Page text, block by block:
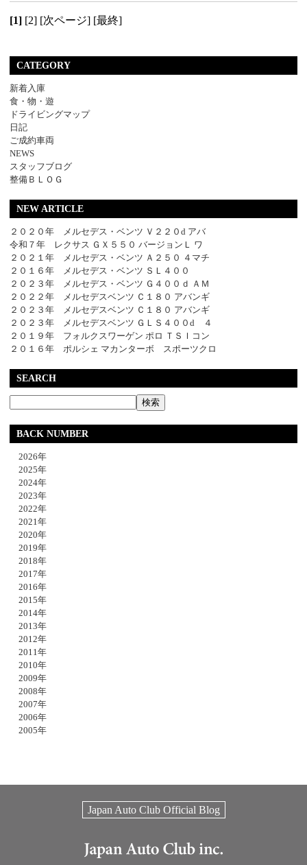
[1] [2] [次ページ] [最終]
CATEGORY
新着入庫
食・物・遊
ドライビングマップ
日記
ご成約車両
NEWS
スタッフブログ
整備ＢＬＯＧ
NEW ARTICLE
２０２０年 メルセデス・ベンツ Ｖ２２０d アバ
令和７年 レクサス ＧＸ５５０ バージョンＬ ワ
２０２１年 メルセデス・ベンツ Ａ２５０ ４マチ
２０１６年 メルセデス・ベンツ ＳＬ４００
２０２３年 メルセデス・ベンツ Ｇ４００ｄ ＡＭ
２０２２年 メルセデスベンツ Ｃ１８０ アバンギ
２０２３年 メルセデスベンツ Ｃ１８０ アバンギ
２０２３年 メルセデスベンツ ＧＬＳ４００d ４
２０１９年 フォルクスワーゲン ポロ ＴＳＩコン
２０１６年 ポルシェ マカンターボ スポーツクロ
SEARCH
BACK NUMBER
2026年
2025年
2024年
2023年
2022年
2021年
2020年
2019年
2018年
2017年
2016年
2015年
2014年
2013年
2012年
2011年
2010年
2009年
2008年
2007年
2006年
2005年
Japan Auto Club Official Blog